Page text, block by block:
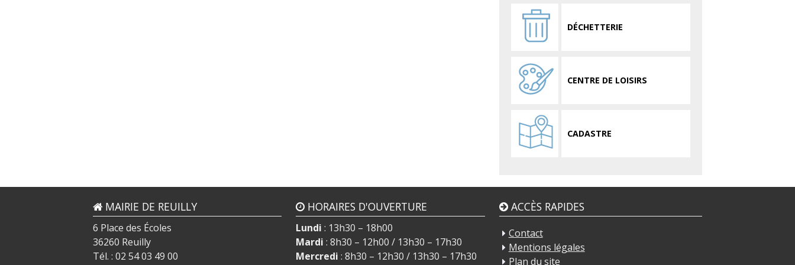
DÉCHETTERIE
CENTRE DE LOISIRS
CADASTRE
MAIRIE DE REUILLY
6 Place des Écoles
36260 Reuilly
Tél. : 02 54 03 49 00
HORAIRES D'OUVERTURE
Lundi : 13h30 – 18h00
Mardi : 8h30 – 12h00 / 13h30 – 17h30
Mercredi : 8h30 – 12h30 / 13h30 – 17h30
ACCÈS RAPIDES
Contact
Mentions légales
Plan du site